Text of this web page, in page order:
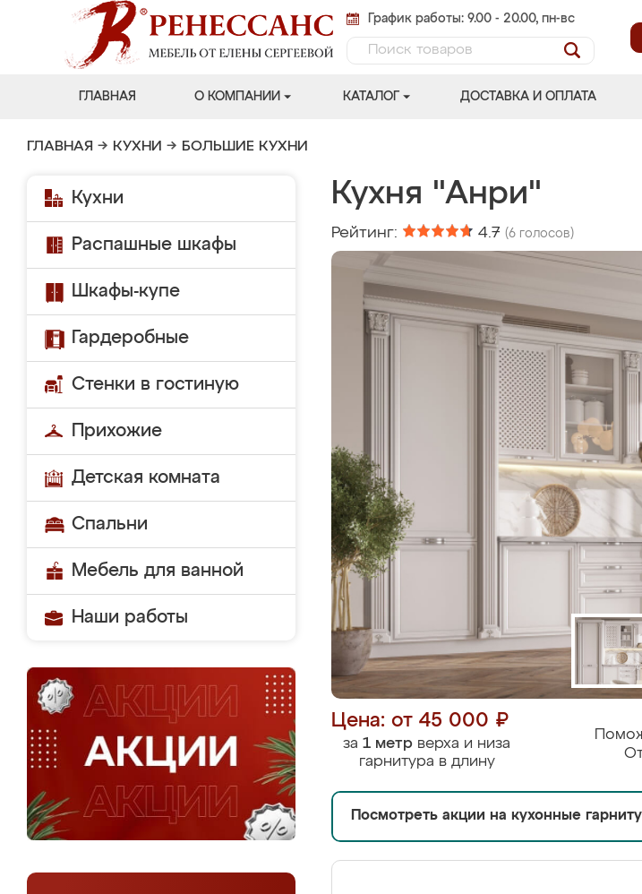
График работы: 9.00 - 20.00, пн-вс
ГЛАВНАЯ О КОМПАНИИ КАТАЛОГ ДОСТАВКА И ОПЛАТА
ГЛАВНАЯ → КУХНИ → БОЛЬШИЕ КУХНИ
Кухни
Распашные шкафы
Шкафы-купе
Гардеробные
Стенки в гостиную
Прихожие
Детская комната
Спальни
Мебель для ванной
Наши работы
Кухня "Анри"
Рейтинг: 4.7 (6 голосов)
Цена: от 45 000 ₽
за 1 метр верха и низа
гарнитура в длину
Посмотреть акции на кухонные